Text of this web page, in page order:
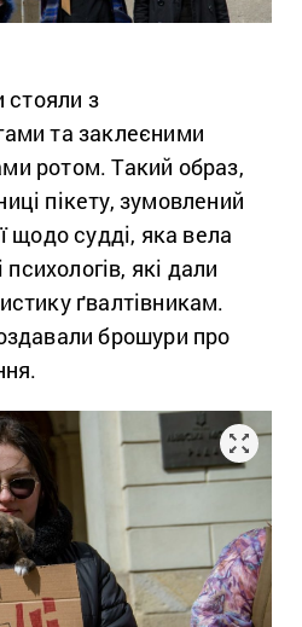
стояли з
та заклеєними
ротом. Такий образ,
пікету, зумовлений
щодо судді, яка вела
які дали
ґвалтівникам.
брошури про